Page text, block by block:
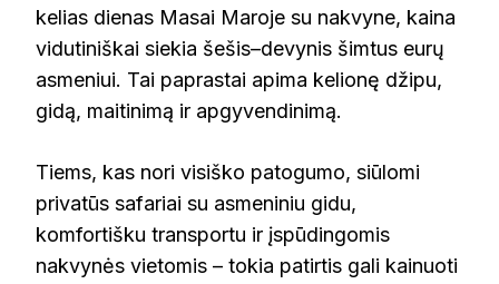
kelias dienas Masai Maroje su nakvyne, kaina
vidutiniškai siekia šešis–devynis šimtus eurų
asmeniui. Tai paprastai apima kelionę džipu,
gidą, maitinimą ir apgyvendinimą.
Tiems, kas nori visiško patogumo, siūlomi
privatūs safariai su asmeniniu gidu,
komfortišku transportu ir įspūdingomis
nakvynės vietomis – tokia patirtis gali kainuoti